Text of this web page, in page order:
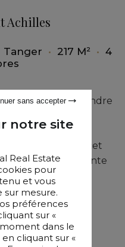
Achilles
Tanger • 217 M² • 4
vue mer à vendre
quartier Iberia, cet
262 m² représente
un bien
les plus
de vie
notre site
Real Estate
pour
et vous
sur mesure.
préférences
sur «
dans le
cliquant sur «
sans accepter